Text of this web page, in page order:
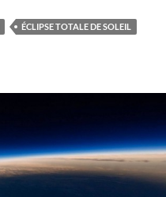
ÉCLIPSE TOTALE DE SOLEIL